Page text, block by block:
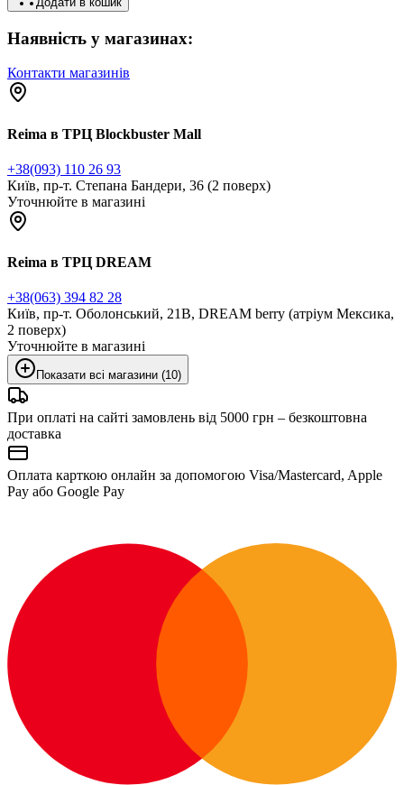
Наявність у магазинах:
Контакти магазинів
Reima в ТРЦ Blockbuster Mall
+38(093) 110 26 93
Київ, пр-т. Степана Бандери, 36 (2 поверх)
Уточнюйте в магазині
Reima в ТРЦ DREAM
+38(063) 394 82 28
Київ, пр-т. Оболонський, 21В, DREAM berry (атріум Мексика,
2 поверх)
Уточнюйте в магазині
Показати всі магазини (10)
При оплаті на сайті замовлень від 5000 грн – безкоштовна
доставка
Оплата карткою онлайн за допомогою Visa/Mastercard, Apple
Pay або Google Pay